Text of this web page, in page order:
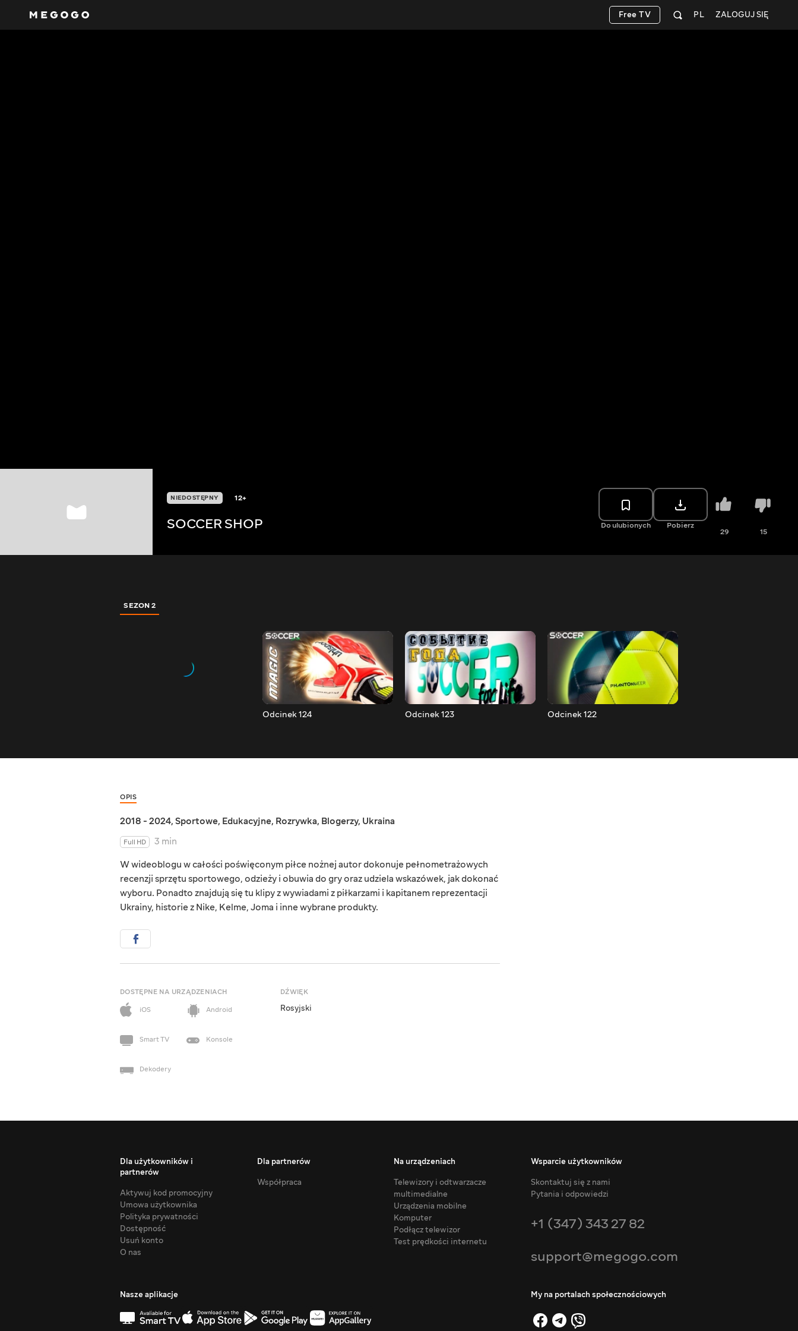
ZALOGUJ SIĘ
PL
Free TV
NIEDOSTĘPNY 12+
SOCCER SHOP Do ulubionych Pobierz
29 15
SEZON 2
Odcinek 124 Odcinek 123 Odcinek 122
OPIS
2018 - 2024, Sportowe, Edukacyjne, Rozrywka, Blogerzy, Ukraina
Full HD
3 min
W wideoblogu w całości poświęconym piłce nożnej autor dokonuje pełnometrażowych
recenzji sprzętu sportowego, odzieży i obuwia do gry oraz udziela wskazówek, jak dokonać
wyboru. Ponadto znajdują się tu klipy z wywiadami z piłkarzami i kapitanem reprezentacji
Ukrainy, historie z Nike, Kelme, Joma i inne wybrane produkty.
DOSTĘPNE NA URZĄDZENIACH
iOS
Android
Smart TV Konsole
Dekodery
DŹWIĘK
Rosyjski
Dla użytkowników i
partnerów
Aktywuj kod promocyjny
Umowa użytkownika
Polityka prywatności
Dostępność
Usuń konto
O nas
Dla partnerów
Współpraca
Na urządzeniach
Telewizory i odtwarzacze
multimedialne
Urządzenia mobilne
Komputer
Podłącz telewizor
Test prędkości internetu
Wsparcie użytkowników
Skontaktuj się z nami
Pytania i odpowiedzi
+1 (347) 343 27 82
support@megogo.com
Nasze aplikacje My na portalach społecznościowych